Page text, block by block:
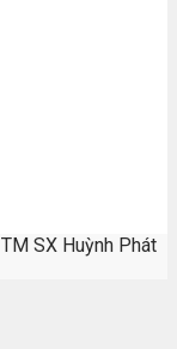
SX Huỳnh Phát